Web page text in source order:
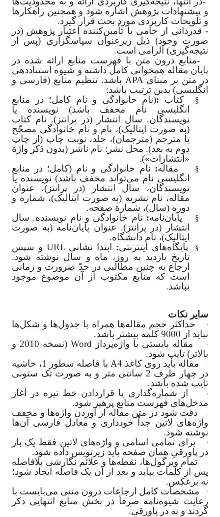
و پیشنهادات پژوهش اشاره شود و همچنین راهکارها
و تلویحات کاربردی مورد بحث قرار گیرد.
- قدردانی از حامی یا تأمین‌کننده اعتبار پژوهش (در
صورت وجود) ذیل زیرعنوان سپاسگزاری (پس از
نتیجه‌گیری) الزامی است.
-منابع درون متن با فهرست منابع ارائه شده در
پایان مقاله همخوانی کامل داشته و شیوه استناددهی
در متن بر مبنای APA باشد. تنظیم منابع (فارسی و
انگلیسی) بدین ترتیب باشد:
§ کتاب :(نام خانوادگی و نام کامل؛ در منابع
انگلیسی نام مخفف باشد) نویسنده یا
نویسندگان. سال انتشار (در پرانتز). نام کتاب
(به صورت ایتالیک)، نام و نام خانوادگی مصحّح
یا مترجم (مترجمان)، جلد، نوبت چاپ (از چاپ
دوم به بعد). محل نشر: نام ناشر (بدون ذکر واژة
«انتشارات»).
§ مقاله: نام خانوادگی و نام (کامل؛ در منابع
انگلیسی نام می‌تواند مخفف باشد) نویسنده یا
نویسندگان، سال انتشار (در پرانتز)، عنوان
مقاله، نام نشریه (به صورت ایتالیک)، شماره و
دوره (سال)، شمارة صفحه.
§ پایان‌نامه: نام خانوادگی و نام نویسنده. سال
انتشار (در پرانتز). عنوان پایان‌نامه (به صورت
ایتالیک)، نام دانشگاه.
§ پایگاه‌های اینترنتی: ابتدا نشانی URL و سپس
تاریخ بازدید به روز، ماه و سال نوشته شود.
ارجاع به چنین مطالبی در حدّ ضرورت و زمانی
است که منابع مکتوب از آن موضوع موجود
نباشد.
سایر نکات
·
حداکثر حجم مقاله‌ها همراه با جدول‌ها و شکل‌ها
نباید از 9000 کلمه بیشتر باشد
.
· مقاله بایستی با واژه‌پرداز Word
(نسخه 2010 و
بالاتر) تایپ شود.
· مقاله باید روی کاغذ A4
با فاصله سطور 1، حاشیه
در چهار طرف 2 سانتی متر و به صورت تک ستونی
تایپ شده باشد.
·
از شماره‌گذاری یا قراردادن خط تیره در آغاز
مدخل‌های فهرست منابع پرهیز شود.
·
دقت شود در متن مقاله از آوردن واژه‌‌ها و مخفف
واژه‌‌های لاتین جداً خودداری و معادل فارسی آن‌‌ها
نوشته شود.
·
برای تمامی اسامی و واژه‌های لاتین فقط یک بار
در پاورقیِ همان صفحه باید زیرنویس داده شود.
·
تمام ویرگول‌ها، نقطه‌ها و علائم نگارشی بلافاصله
پس از کلمات بیاید و بعد از آن یک فاصله ایجاد شود؛
نه برعکس.
·
مشخصات کامل ارجاعات درون متنی می‌بایست با
رعایت شیوه‌نامه صرفاً در بخش منابع انتهایی ذکر
گردند و نه در پاورقی.